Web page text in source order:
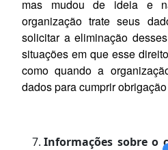
mas mudou de ideia e
organização trate seus
solicitar a eliminação
situações em que esse
como quando a
dados para cumprir
Informações sobre o